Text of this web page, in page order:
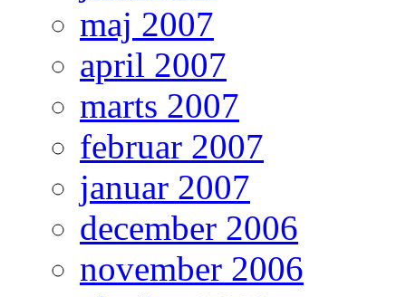
maj 2007
april 2007
marts 2007
februar 2007
januar 2007
december 2006
november 2006